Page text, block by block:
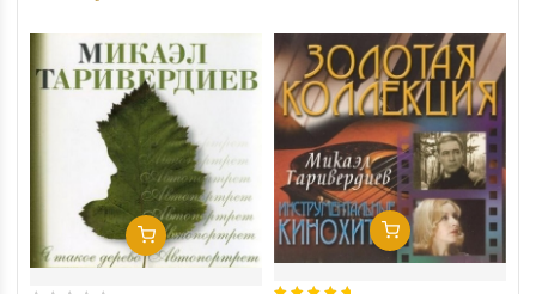
In Den Warenkorb In Den Warenkorb